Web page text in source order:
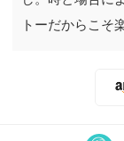
トーだからこそ
ァンを獲得して
精神溢れる小
変なトリック